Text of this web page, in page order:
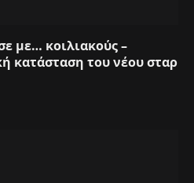
με… κοιλιακούς –
κατάσταση του νέου σταρ